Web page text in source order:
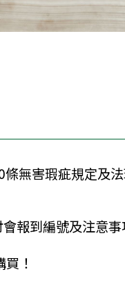
無害瑕疵規定及
報到編號及注意
！